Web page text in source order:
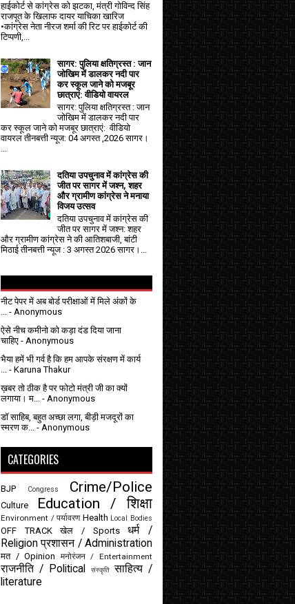
हाईकोर्ट से कांग्रेस को झटका, मंत्री गोविन्द सिंह
राजपूत के खिलाफ दायर याचिका खारिज
•कांग्रेस नेता नीरज शर्मा की रिट पर हाईकोर्ट की
टिप्पणी,...
सागर: पुलिया क्षतिग्रस्त : जान
जोखिम में डालकर नदी पार
कर स्कूल जाने को मजबूर
छात्राएं: वीडियो वायरल
सागर: पुलिया क्षतिग्रस्त : जान
जोखिम में डालकर नदी पार
कर स्कूल जाने को मजबूर छात्राएं: वीडियो
वायरल तीनबत्ती न्यूज: 04 अगस्त ,2026 सागर।
...
दतिया उपचुनाव में कांग्रेस की
जीत पर सागर में जश्न, शहर
और ग्रामीण कांग्रेस ने मनाया
विजय उत्सव
दतिया उपचुनाव में कांग्रेस की
जीत पर सागर में जश्न: शहर
और ग्रामीण कांग्रेस ने की आतिशबाजी, बांटी
मिठाई तीनबत्ती न्यूज : 3 अगस्त 2026 सागर।...
नीट पेपर में अब बोर्ड परीक्षाओं में मिले अंकों के
- Anonymous
ऐसे नीच कमीनो को कड़ा दंड दिया जाना
चाहिए - Anonymous
भैया हमें भी गर्व है कि हम आपके संरक्षण में कार्य
- Karuna Thakur
ख़बर तो ठीक है पर फोटो मंत्री जी का क्यों
लगाया। म...
- Anonymous
डॉ साहिब, बहुत अच्छा लगा, बीड़ी मजदूरों का
स्मरण क...
- Anonymous
CATEGORIES
BJP Congress Crime/Police
Culture Education / शिक्षा
Environment / पर्यावरण Health Local Bodies
OFF TRACK खेल / Sports
धर्म /
Religion प्रशासन / Administration
मत / Opinion मनोरंजन / Entertainment
राजनीति / Political संस्कृति साहित्य /
literature